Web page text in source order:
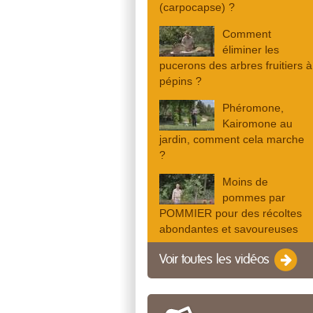
(carpocapse) ?
Comment
éliminer les
pucerons des arbres fruitiers à
pépins ?
Phéromone,
Kairomone au
jardin, comment cela marche
?
Moins de
pommes par
POMMIER pour des récoltes
abondantes et savoureuses
Voir toutes les vidéos